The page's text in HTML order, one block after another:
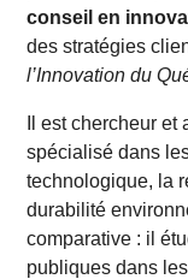
conseil en
des stratégies
l’Innovation du
Il est chercheur
spécialisé dans
technologique, la
durabilité
comparative : il
publiques dans